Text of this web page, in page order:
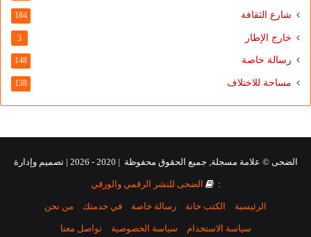
شارع الثقافة 184
خارج الإطار 3
رسالة خاصة 148
مساحة للاختلاف 138
الضحى © علامة مسجلة, جميع الحقوق محفوظة | 2020 - 2026 | تصميم وإدارة
: الضحى للنشر الرقمي والورقي
الرئيسية الكتب خانة رسالة خاصة في خدمتك من نحن
سياسة الاستخدام سياسة الخصوصية تواصل معنا